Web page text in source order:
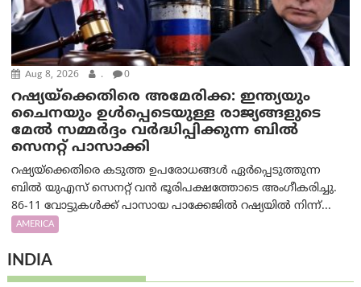
Aug 8, 2026 . 0
റഷ്യയ്‌ക്കെതിരെ അമേരിക്ക: ഇന്ത്യയും
ചൈനയും ഉൾപ്പെടെയുള്ള രാജ്യങ്ങളുടെ
മേൽ സമ്മർദ്ദം വർദ്ധിപ്പിക്കുന്ന ബിൽ
സെനറ്റ് പാസാക്കി
റഷ്യയ്‌ക്കെതിരെ കടുത്ത ഉപരോധങ്ങൾ ഏർപ്പെടുത്തുന്ന
ബിൽ യുഎസ് സെനറ്റ് വൻ ഭൂരിപക്ഷത്തോടെ അംഗീകരിച്ചു.
86-11 വോട്ടുകൾക്ക് പാസായ പാക്കേജിൽ റഷ്യയിൽ നിന്ന്...
AMERICA
INDIA